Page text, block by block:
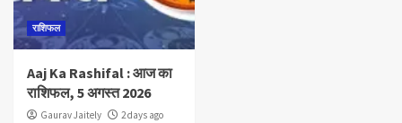
राशिफल
Aaj Ka Rashifal : आज का
राशिफल, 5 अगस्त 2026
Gaurav Jaitely
2 days ago